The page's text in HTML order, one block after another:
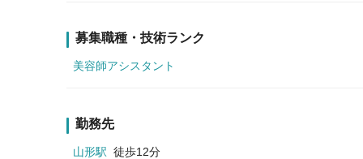
募集職種・技術ランク
美容師アシスタント
勤務先
山形駅 徒歩12分